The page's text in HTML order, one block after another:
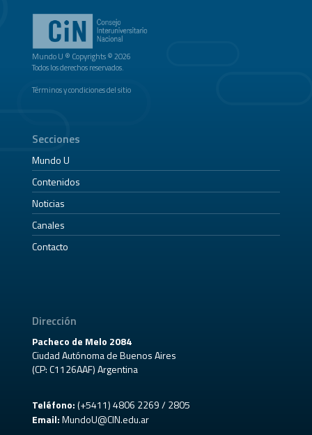
Mundo U ® Copyrights © 2026
Todos los derechos reservados.
Términos y condiciones del sitio
Secciones
Mundo U
Contenidos
Noticias
Canales
Contacto
Dirección
Pacheco de Melo 2084
Ciudad Autónoma de Buenos Aires
(CP: C1126AAF) Argentina
Teléfono:(+5411) 4806 2269 / 2805
Email: MundoU@CIN.edu.ar